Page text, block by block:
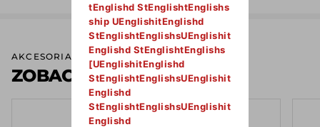
AKCESORIA
ZOBACZ WIĘCEJ
tEnglishd StEnglishtEnglishs
ship UEnglishitEnglishd
StEnglishtEnglishsUEnglishit
Englishd StEnglishtEnglishs
[UEnglishitEnglishd
StEnglishtEnglishsUEnglishit
Englishd
StEnglishtEnglishsUEnglishit
Englishd